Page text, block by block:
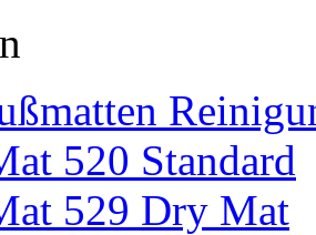
520 Standard
529 Dry Mat